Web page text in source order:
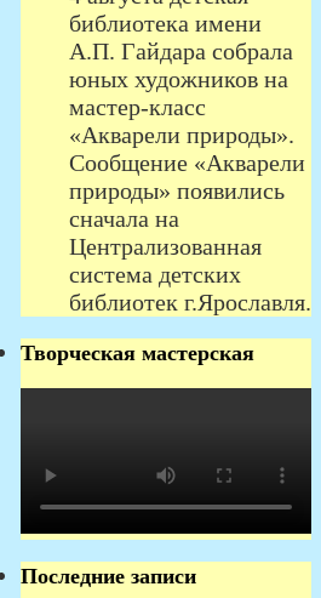
библиотека имени
А.П. Гайдара собрала
юных художников на
мастер-класс
«Акварели природы».
Сообщение «Акварели
природы» появились
сначала на
Централизованная
система детских
библиотек г.Ярославля.
Творческая мастерская
Последние записи